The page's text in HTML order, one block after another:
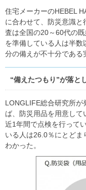
住宅メーカーのHEBEL
に合わせて、防災意識と
査は全国の20～60代の
を準備している人は半数
分の備えが不十分である
“備えたつもり”が落
LONGLIFE総合研究所
ば、防災用品を用意し
近1年間で点検を行って
いる人は26.0％にとど
わかった。